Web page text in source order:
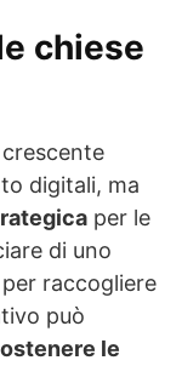
chiese
digitali, ma
per le
di uno
raccogliere
può
le